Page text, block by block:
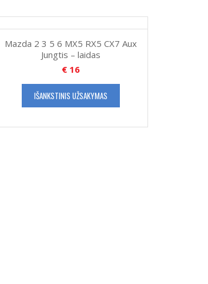
Mazda 2 3 5 6 MX5 RX5 CX7 Aux
Jungtis – laidas
€ 16
IŠANKSTINIS UŽSAKYMAS